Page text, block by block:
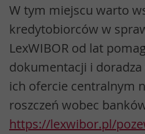
W tym miejscu warto
kredytobiorców w
LexWIBOR od lat
dokumentacji i
ich ofercie centralnym
roszczeń wobec
https://lexwibor.pl/